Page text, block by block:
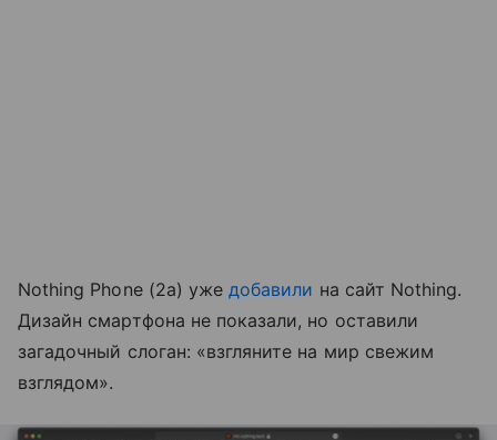
Nothing Phone (2a) ужедобавили на сайт Nothing.
Дизайн смартфона не показали, но оставили
загадочный слоган: «взгляните на мир свежим
взглядом».